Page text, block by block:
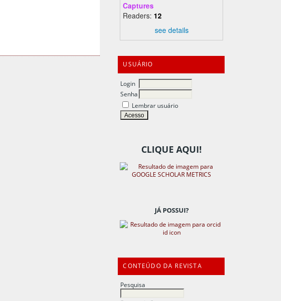
Captures
Readers: 12
see details
USUÁRIO
Login
Senha
Lembrar usuário
CLIQUE AQUI!
JÁ POSSUI?
CONTEÚDO DA REVISTA
Pesquisa